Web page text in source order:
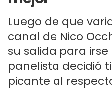
Luego de que
canal de Nico
su salida para irse
panelista decidió
picante al